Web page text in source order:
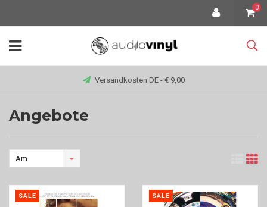
0
Versandkosten DE - € 9,00
Angebote
Am
angesehen
SALE SALE